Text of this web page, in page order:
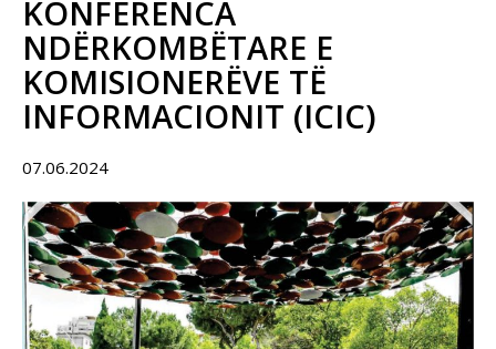
KONFERENCA
NDËRKOMBËTARE E
KOMISIONERËVE TË
INFORMACIONIT (ICIC)
07.06.2024